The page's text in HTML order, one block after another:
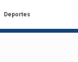
Deportes